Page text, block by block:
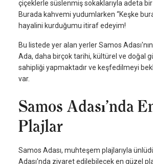
çiçeklerle süslenmiş sokaklarıyla adeta bir
Burada kahvemi yudumlarken “Keşke
hayalini kurduğumu itiraf edeyim!
Bu listede yer alan yerler Samos Adası'nın
Ada, daha birçok tarihi, kültürel ve doğal
sahipliği yapmaktadır ve keşfedilmeyi
var.
Samos Adası’nda
Plajlar
Samos Adası, muhteşem plajlarıyla
Adası'nda ziyaret edilebilecek en güzel